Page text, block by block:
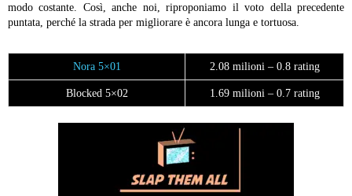
modo costante. Così, anche noi, riproponiamo il voto della precedente
puntata, perché la strada per migliorare è ancora lunga e tortuosa.
Nora 5×01 2.08 milioni – 0.8 rating
Blocked 5×02 1.69 milioni – 0.7 rating